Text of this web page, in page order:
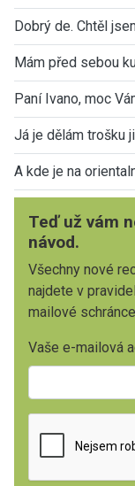
Dobrý de. Chtěl
Mám před sebou
Paní Ivano, moc
Já je dělám trošku
A kde je na
Teď už vám
návod.
Všechny nové
najdete v
mailové
Vaše e-mailová